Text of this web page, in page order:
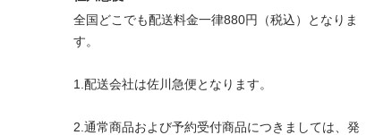
全国どこでも配送料金一律880円（税込）となりま
す。
1.配送会社は佐川急便となります。
2.通常商品および予約受付商品につきましては、発